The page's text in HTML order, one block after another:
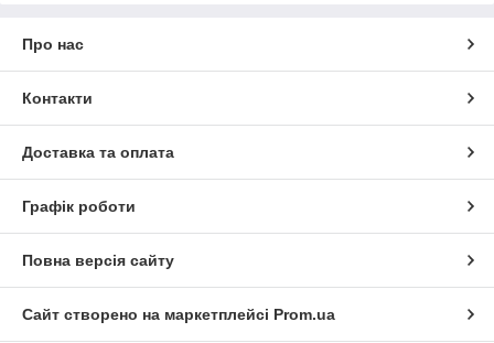
Про нас
Контакти
Доставка та оплата
Графік роботи
Повна версія сайту
Сайт створено на маркетплейсі Prom.ua